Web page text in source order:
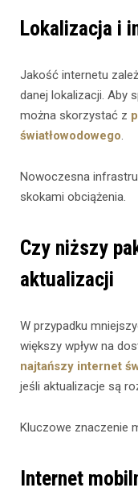
Lokalizacja i
Jakość internetu
danej lokalizacji. Aby
można skorzystać z
światłowodowego.
Nowoczesna
skokami obciążenia.
Czy niższy
aktualizacji
W przypadku
większy wpływ na
najtańszy internet
jeśli aktualizacje są
Kluczowe znaczenie
Internet